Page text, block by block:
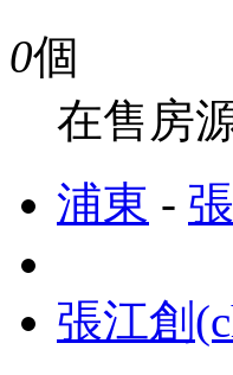
0個
在售房
浦東 -
張江創